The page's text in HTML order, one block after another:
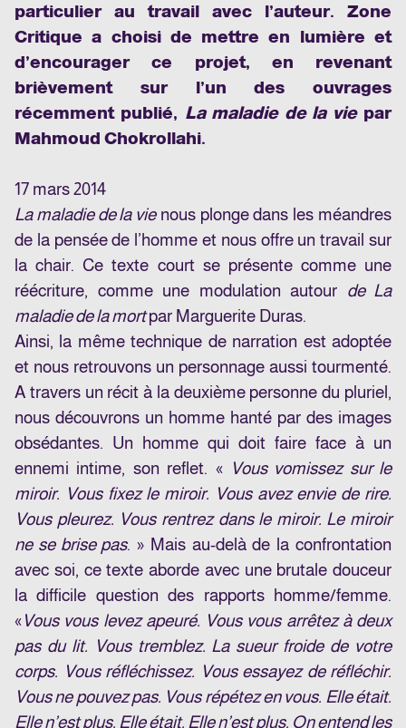
particulier au travail avec l’auteur. Zone
Critique a choisi de mettre en lumière et
d’encourager ce projet, en revenant
brièvement sur l’un des ouvrages
récemment publié, La maladie de la viepar
Mahmoud Chokrollahi.
17 mars 2014
La maladie de la vienous plonge dans les méandres
de la pensée de l’homme et nous offre un travail sur
la chair. Ce texte court se présente comme une
réécriture, comme une modulation autour de La
maladie de la mortpar Marguerite Duras.
Ainsi, la même technique de narration est adoptée
et nous retrouvons un personnage aussi tourmenté.
A travers un récit à la deuxième personne du pluriel,
nous découvrons un homme hanté par des images
obsédantes. Un homme qui doit faire face à un
ennemi intime, son reflet. « Vous vomissez sur le
miroir. Vous fixez le miroir. Vous avez envie de rire.
Vous pleurez. Vous rentrez dans le miroir. Le miroir
ne se brise pas. » Mais au-delà de la confrontation
avec soi, ce texte aborde avec une brutale douceur
la difficile question des rapports homme/femme.
«Vous vous levez apeuré. Vous vous arrêtez à deux
pas du lit. Vous tremblez. La sueur froide de votre
corps. Vous réfléchissez. Vous essayez de réfléchir.
Vous ne pouvez pas. Vous répétez en vous. Elle était.
Elle n’est plus. Elle était. Elle n’est plus. On entend les